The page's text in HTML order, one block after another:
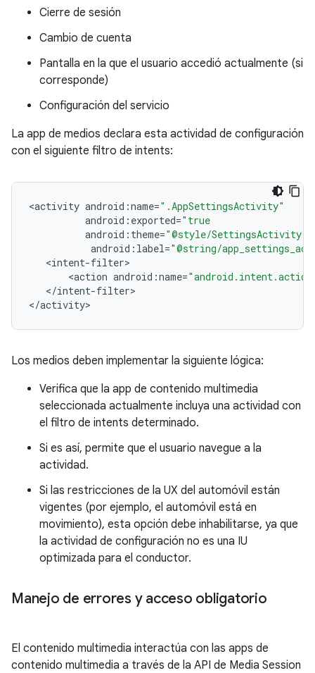
Cierre de sesión
Cambio de cuenta
Pantalla en la que el usuario accedió actualmente (si
corresponde)
Configuración del servicio
La app de medios declara esta actividad de configuración
con el siguiente filtro de intents:
<activity android :name=".AppSettingsActivity"
android : exported="true
android : theme="@style/SettingsActivity"
android : label="@string/
<intent-filter
<action android :name=
</intent-filter>
</activity>
Los medios deben implementar la siguiente lógica:
Verifica que la app de contenido multimedia
seleccionada actualmente incluya una actividad con
el filtro de intents determinado.
Si es así, permite que el usuario navegue a la
actividad.
Si las restricciones de la UX del automóvil están
vigentes (por ejemplo, el automóvil está en
movimiento), esta opción debe inhabilitarse, ya que
la actividad de configuración no es una IU
optimizada para el conductor.
Manejo de errores y acceso obligatorio
El contenido multimedia interactúa con las apps de
contenido multimedia a través de la API de Media Session